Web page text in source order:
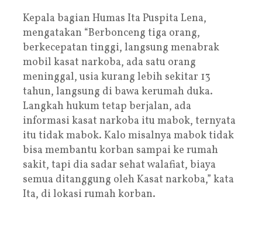
Kepala bagian Humas Ita Puspita Lena,
mengatakan “Berbonceng tiga orang,
berkecepatan tinggi, langsung menabrak
mobil kasat narkoba, ada satu orang
meninggal, usia kurang lebih sekitar 13
tahun, langsung di bawa kerumah duka.
Langkah hukum tetap berjalan, ada
informasi kasat narkoba itu mabok, ternyata
itu tidak mabok. Kalo misalnya mabok tidak
bisa membantu korban sampai ke rumah
sakit, tapi dia sadar sehat walafiat, biaya
semua ditanggung oleh Kasat narkoba,” kata
Ita, di lokasi rumah korban.